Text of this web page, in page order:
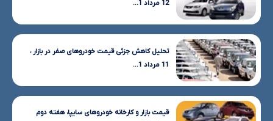
12 مرداد 1...
تحلیل کاهش جزئی قیمت خودروهای صفر در بازار ،
11 مرداد 1...
قیمت بازار و کارخانه خودروهای سایپا، هفته دوم